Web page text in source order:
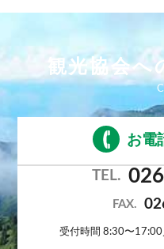
観光協会へ
お電
TEL.
FAX.
受付時間 8:30〜17:00